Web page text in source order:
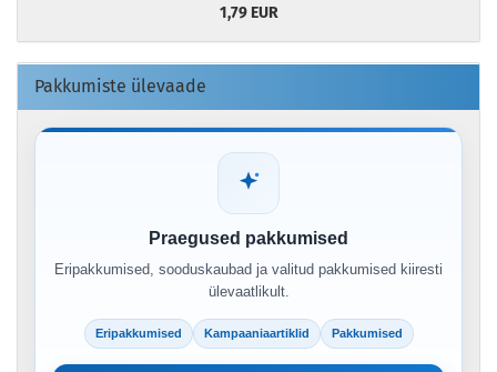
1,79 EUR
Pakkumiste ülevaade
Praegused pakkumised
Eripakkumised, sooduskaubad ja valitud pakkumised kiiresti
ülevaatlikult.
Eripakkumised Kampaaniaartiklid Pakkumised